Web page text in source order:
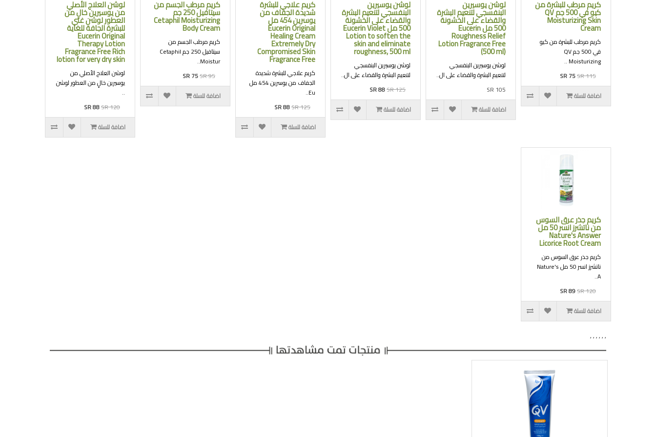
كريم مرطب للبشرة من
كيو في 500 جم QV
Moisturizing Skin
Cream
كريم مرطب للبشرة من كيو
في 500 جم QV
Moisturizing ..
SR 75SR 115
اضافة للسلة
لوشن يوسيرين
البنفسجي لتنعيم البشرة
والقضاء على الخشونة
500 مل Eucerin
Roughness Relief
Lotion Fragrance Free
(500 ml)
لوشن يوسيرين البنفسجي
لتنعيم البشرة والقضاء على ال..
SR 105
اضافة للسلة
لوشن يوسيرين
البنفسجي لتنعيم البشرة
والقضاء على الخشونة
500 مل Eucerin Violet
Lotion to soften the
skin and eliminate
roughness, 500 ml
لوشن يوسيرين البنفسجي
لتنعيم البشرة والقضاء على ال..
SR 88SR 125
اضافة للسلة
كريم علاجي للبشرة
شديدة الجفاف من
يوسرين 454 مل
Eucerin Original
Healing Cream
Extremely Dry
Compromised Skin
Fragrance Free
كريم علاجي للبشرة شديدة
الجفاف من يوسرين 454 مل
Eu..
SR 88SR 125
اضافة للسلة
كريم مرطب الجسم من
سيتافيل 250 جم
Cetaphil Moisturizing
Body Cream
كريم مرطب الجسم من
سيتافيل 250 جم Cetaphil
Moistur..
SR 75SR 95
اضافة للسلة
لوشن العلاج الأصلي
من يوسيرين خالٍ من
العطور لوشن غني
للبشرة الجافة للغاية
Eucerin Original
Therapy Lotion
Fragrance Free Rich
lotion for very dry skin
لوشن العلاج الأصلي من
يوسيرين خالٍ من العطور لوشن
..
SR 88SR 120
اضافة للسلة
كريم جذر عرق السوس
من ناتشرز انسر 50 مل
Nature's Answer
Licorice Root Cream
كريم جذر عرق السوس من
ناتشرز انسر 50 مل Nature's
A..
SR 89SR 120
اضافة للسلة
,
,
,
,
,
,